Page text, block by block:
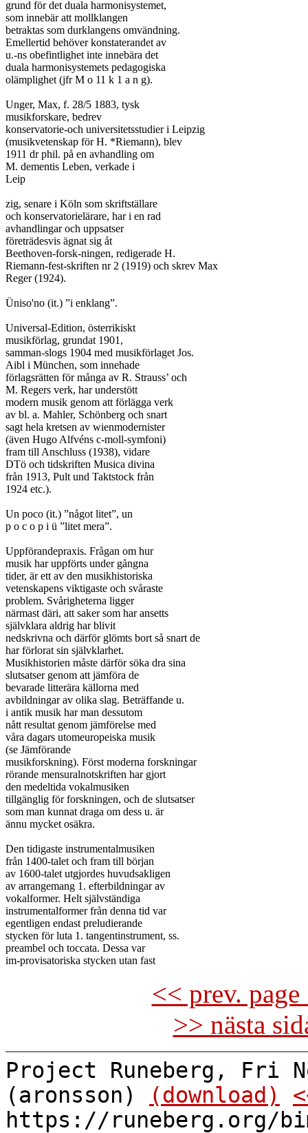
grund för det duala harmonisystemet,
som innebär att mollklangen
betraktas som durklangens omvändning.
Emellertid behöver konstaterandet av
u.-ns obefintlighet inte innebära det
duala harmonisystemets pedagogiska
olämplighet (jfr M o 11 k 1 a n g).
Unger, Max, f. 28/5 1883, tysk
musikforskare, bedrev
konservatorie-och universitetsstudier i Leipzig
(musikvetenskap för H. *Riemann), blev
1911 dr phil. på en avhandling om
M. dementis Leben, verkade i
Leip
zig, senare i Köln som skriftställare
och konservatorielärare, har i en rad
avhandlingar och uppsatser
företrädesvis ägnat sig åt
Beethoven-forsk-ningen, redigerade H.
Riemann-fest-skriften nr 2 (1919) och skrev Max
Reger (1924).
Üniso'no (it.) ”i enklang”.
Universal-Edition, österrikiskt
musikförlag, grundat 1901,
samman-slogs 1904 med musikförlaget Jos.
Aibl i München, som innehade
förlagsrätten för många av R. Strauss’ och
M. Regers verk, har understött
modern musik genom att förlägga verk
av bl. a. Mahler, Schönberg och snart
sagt hela kretsen av wienmodernister
(även Hugo Alfvéns c-moll-symfoni)
fram till Anschluss (1938), vidare
DTö och tidskriften Musica divina
från 1913, Pult und Taktstock från
1924 etc.).
Un poco (it.) ”något litet”, un
p o c o p i ü ”litet mera”.
Uppförandepraxis. Frågan om hur
musik har uppförts under gångna
tider, är ett av den musikhistoriska
vetenskapens viktigaste och svåraste
problem. Svårigheterna ligger
närmast däri, att saker som har ansetts
självklara aldrig har blivit
nedskrivna och därför glömts bort så snart de
har förlorat sin självklarhet.
Musikhistorien måste därför söka dra sina
slutsatser genom att jämföra de
bevarade litterära källorna med
avbildningar av olika slag. Beträffande u.
i antik musik har man dessutom
nått resultat genom jämförelse med
våra dagars utomeuropeiska musik
(se Jämförande
musikforskning). Först moderna forskningar
rörande mensuralnotskriften har gjort
den medeltida vokalmusiken
tillgänglig för forskningen, och de slutsatser
som man kunnat draga om dess u. är
ännu mycket osäkra.
Den tidigaste instrumentalmusiken
från 1400-talet och fram till början
av 1600-talet utgjordes huvudsakligen
av arrangemang 1. efterbildningar av
vokalformer. Helt självständiga
instrumentalformer från denna tid var
egentligen endast preludierande
stycken för luta 1. tangentinstrument, ss.
preambel och toccata. Dessa var
<< prev.
>> nästa
Project Runeberg, Fri
(aronsson)
(download)
https://runeberg.org/